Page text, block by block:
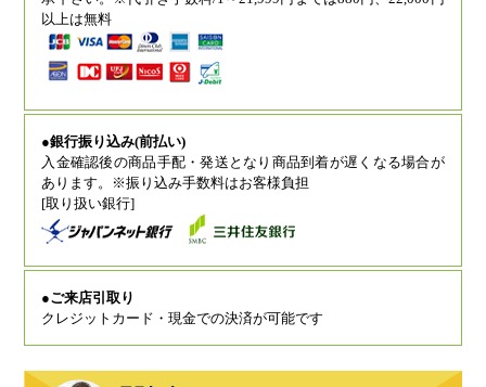
以上は無料
●銀行振り込み(前払い)
入金確認後の商品手配・発送となり商品到着が遅くなる場合が
あります。※振り込み手数料はお客様負担
[取り扱い銀行]
●ご来店引取り
クレジットカード・現金での決済が可能です